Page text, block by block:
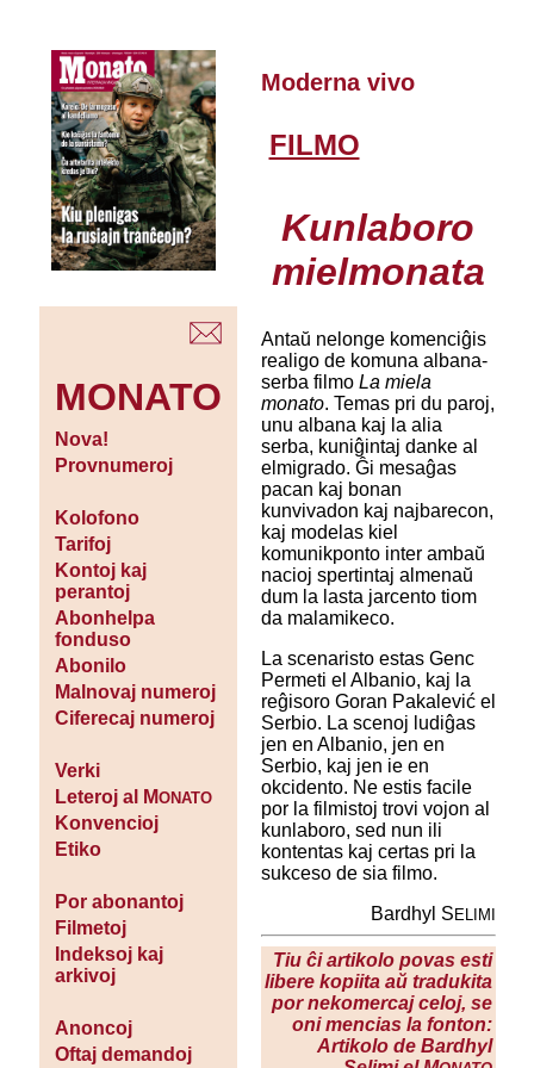
MONATO
Nova!
Provnumeroj
Kolofono
Tarifoj
Kontoj kaj
perantoj
Abonhelpa
fonduso
Abonilo
Malnovaj numeroj
Ciferecaj numeroj
Verki
Leteroj al MONATO
Konvencioj
Etiko
Por abonantoj
Filmetoj
Indeksoj kaj
arkivoj
Anoncoj
Oftaj demandoj
Moderna vivo
FILMO
Kunlaboro
mielmonata
Antaŭ nelonge komenciĝis
realigo de komuna albana-
serba filmo La miela
monato. Temas pri du paroj,
unu albana kaj la alia
serba, kuniĝintaj danke al
elmigrado. Ĝi mesaĝas
pacan kaj bonan
kunvivadon kaj najbarecon,
kaj modelas kiel
komunikponto inter ambaŭ
nacioj spertintaj almenaŭ
dum la lasta jarcento tiom
da malamikeco.
La scenaristo estas Genc
Permeti el Albanio, kaj la
reĝisoro Goran Pakalević el
Serbio. La scenoj ludiĝas
jen en Albanio, jen en
Serbio, kaj jen ie en
okcidento. Ne estis facile
por la filmistoj trovi vojon al
kunlaboro, sed nun ili
kontentas kaj certas pri la
sukceso de sia filmo.
Bardhyl S ELIMI
Tiu ĉi artikolo povas esti
libere kopiita aŭ tradukita
por nekomercaj celoj, se
oni mencias la fonton:
Artikolo de Bardhyl